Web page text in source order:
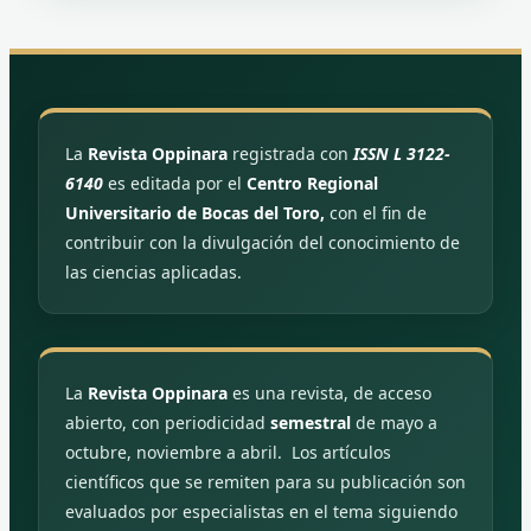
425. Recuperado de:
https://doi.org/10.1093/
Tamura, K., & Nei, M. (1993). Estimation of
the number of nucleotide substitutions in
the control region of mitochondrial DNA in
humans and chimpanzees. Molecular
biology and evolution, 10(3), 512-526.
Recuperado de:
Woese, C. R. (1987). Bacterial evolution.
Microbiological reviews, 51(2), 221-271.
Recuperado de:
https://journals.asm.org/doi/pdf/10.1128/
La Revista Oppinara registrada con ISSN L 3122-
6140 es editada por el Centro Regional
Universitario de Bocas del Toro, con el fin de
contribuir con la divulgación del conocimiento de
las ciencias aplicadas.
La Revista Oppinara es una revista, de acceso
abierto, con periodicidad semestral de mayo a
octubre, noviembre a abril. Los artículos
científicos que se remiten para su publicación son
evaluados por especialistas en el tema siguiendo